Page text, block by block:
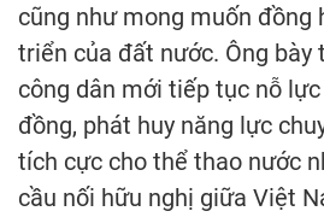
cũng như mong muốn đồng
triển của đất nước. Ông bày
công dân mới tiếp tục nỗ
đồng, phát huy năng lực
tích cực cho thể thao nước
cầu nối hữu nghị giữa Việt